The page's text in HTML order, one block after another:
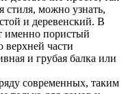
стиля, можно узнать,
и деревенский. В
именно пористый
верхней части
и грубая балка или
современных, таким